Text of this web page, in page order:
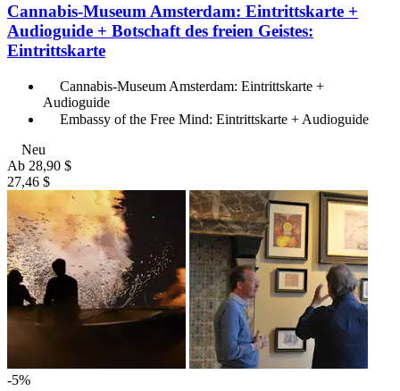
Cannabis-Museum Amsterdam: Eintrittskarte +
Audioguide + Botschaft des freien Geistes:
Eintrittskarte
Cannabis-Museum Amsterdam: Eintrittskarte +
Audioguide
Embassy of the Free Mind: Eintrittskarte + Audioguide
Neu
Ab 28,90 $
27,46 $
-5%